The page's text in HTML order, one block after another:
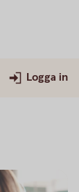
Logga in